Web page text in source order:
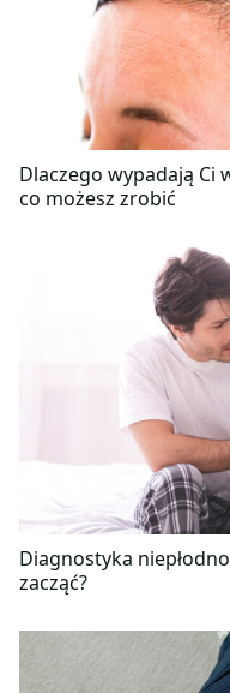
Dlaczego wypadają Ci
co możesz zrobić
Diagnostyka
zacząć?